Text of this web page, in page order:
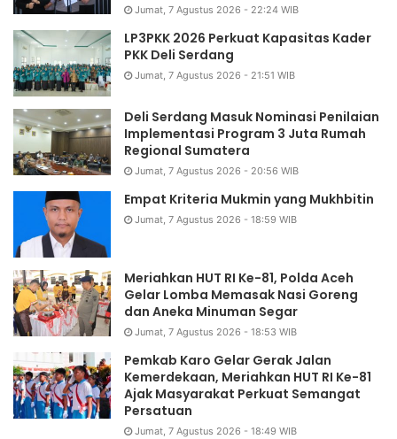
Jumat, 7 Agustus 2026 - 22:24 WIB
LP3PKK 2026 Perkuat Kapasitas Kader
PKK Deli Serdang
Jumat, 7 Agustus 2026 - 21:51 WIB
Deli Serdang Masuk Nominasi Penilaian
Implementasi Program 3 Juta Rumah
Regional Sumatera
Jumat, 7 Agustus 2026 - 20:56 WIB
Empat Kriteria Mukmin yang Mukhbitin
Jumat, 7 Agustus 2026 - 18:59 WIB
Meriahkan HUT RI Ke-81, Polda Aceh
Gelar Lomba Memasak Nasi Goreng
dan Aneka Minuman Segar
Jumat, 7 Agustus 2026 - 18:53 WIB
Pemkab Karo Gelar Gerak Jalan
Kemerdekaan, Meriahkan HUT RI Ke-81
Ajak Masyarakat Perkuat Semangat
Persatuan
Jumat, 7 Agustus 2026 - 18:49 WIB